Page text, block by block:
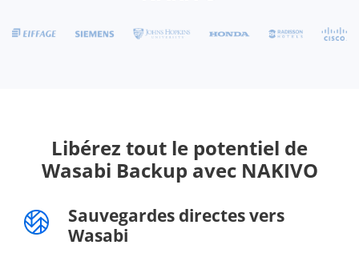
Libérez tout le potentiel de
Wasabi Backup avec NAKIVO
Sauvegardes directes vers
Wasabi